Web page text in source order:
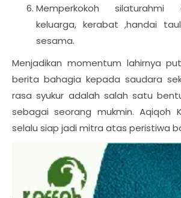
Memperkokoh silaturahmi
keluarga, kerabat ,handai
sesama.
Menjadikan momentum lahirnya
berita bahagia kepada saudara
rasa syukur adalah salah satu
sebagai seorang mukmin. Aqiqoh
selalu siap jadi mitra atas peristiwa